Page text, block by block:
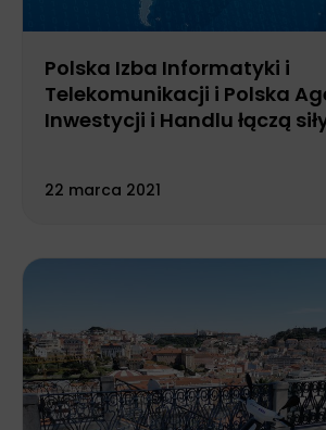
Polska Izba Informatyki i
Telekomunikacji i Polska
Inwestycji i Handlu łączą
22 marca 2021